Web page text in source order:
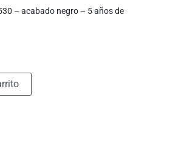
– acabado negro – 5 años de